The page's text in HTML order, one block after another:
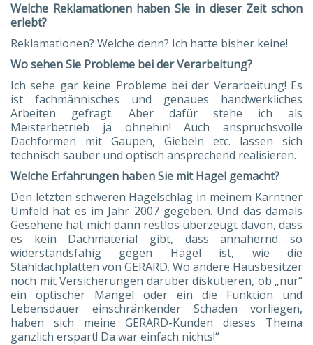
Welche Reklamationen haben Sie in dieser Zeit schon
erlebt?
Reklamationen? Welche denn? Ich hatte bisher keine!
Wo sehen Sie Probleme bei der Verarbeitung?
Ich sehe gar keine Probleme bei der Verarbeitung! Es
ist fachmännisches und genaues handwerkliches
Arbeiten gefragt. Aber dafür stehe ich als
Meisterbetrieb ja ohnehin! Auch anspruchsvolle
Dachformen mit Gaupen, Giebeln etc. lassen sich
technisch sauber und optisch ansprechend realisieren.
Welche Erfahrungen haben Sie mit Hagel gemacht?
Den letzten schweren Hagelschlag in meinem Kärntner
Umfeld hat es im Jahr 2007 gegeben. Und das damals
Gesehene hat mich dann restlos überzeugt davon, dass
es kein Dachmaterial gibt, dass annähernd so
widerstandsfähig gegen Hagel ist, wie die
Stahldachplatten von GERARD. Wo andere Hausbesitzer
noch mit Versicherungen darüber diskutieren, ob „nur“
ein optischer Mangel oder ein die Funktion und
Lebensdauer einschränkender Schaden vorliegen,
haben sich meine GERARD-Kunden dieses Thema
gänzlich erspart! Da war einfach nichts!“